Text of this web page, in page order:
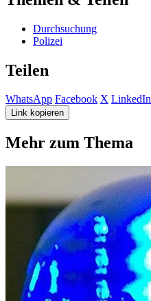
Durchsuchung
Polizei
Teilen
WhatsApp Facebook X LinkedIn
Link kopieren
Mehr zum Thema